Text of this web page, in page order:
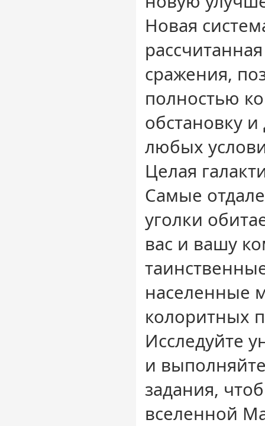
Новая
сражения,
полностью
обстановку
любых
Целая
Самые
уголки
вас и вашу
населенные
колоритных
Исследуйте
и
задания,
вселенной